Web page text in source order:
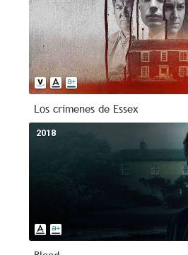
Los crímenes de Essex
2018